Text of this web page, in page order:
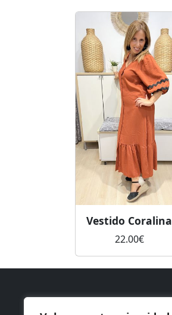
Vestido Coralina
22.00€